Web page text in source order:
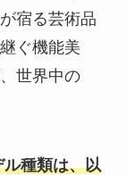
宿る芸術品
ぐ機能美
世界中の
種類は、以